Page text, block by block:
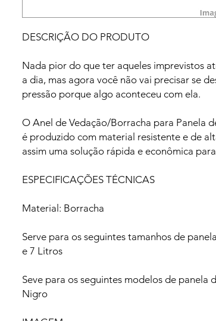
DESCRIÇÃO DO PRODUTO
Nada pior do que ter aqueles imprevistos
a dia, mas agora você não vai precisar se
pressão porque algo aconteceu com ela.
O Anel de Vedação/Borracha para Panela
é produzido com material resistente e de
assim uma solução rápida e econômica
ESPECIFICAÇÕES TÉCNICAS
Material: Borracha
Serve para os seguintes tamanhos de
e 7 Litros
Seve para os seguintes modelos de panela
Nigro